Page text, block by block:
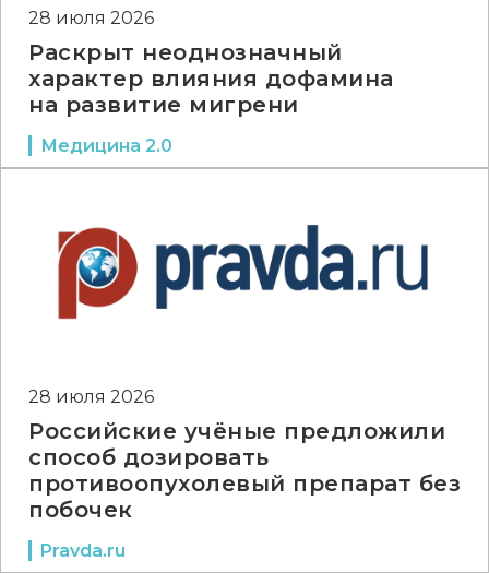
28 июля 2026
Раскрыт неоднозначный
характер влияния дофамина
на развитие мигрени
Медицина 2.0
28 июля 2026
Российские учёные предложили
способ дозировать
противоопухолевый препарат без
побочек
Pravda.ru